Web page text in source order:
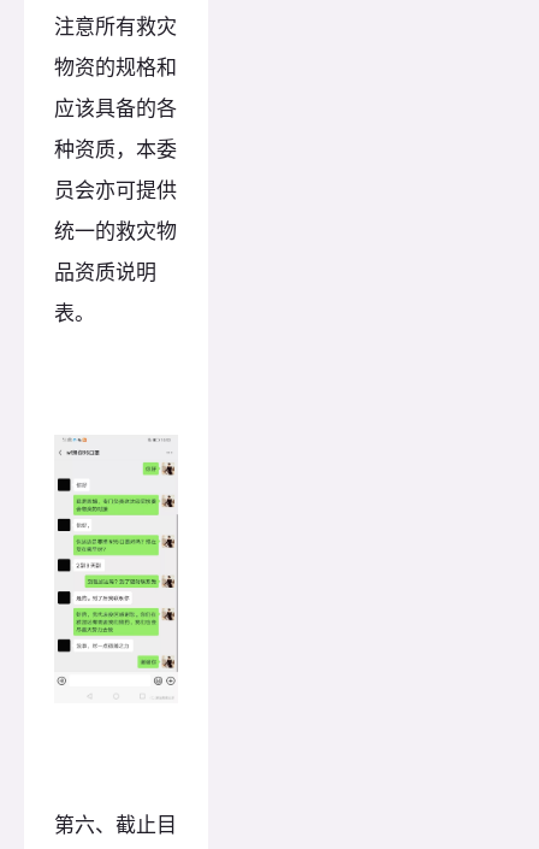
注意所有救灾
物资的规格和
应该具备的各
种资质，本委
员会亦可提供
统一的救灾物
品资质说明
表。
第六、截止目